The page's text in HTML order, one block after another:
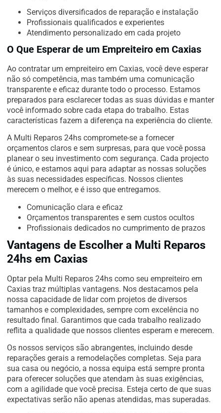
Serviços diversificados de reparação e instalação
Profissionais qualificados e experientes
Atendimento personalizado em cada projeto
O Que Esperar de um Empreiteiro em Caxias
Ao contratar um empreiteiro em Caxias, você deve esperar
não só competência, mas também uma comunicação
transparente e eficaz durante todo o processo. Estamos
preparados para esclarecer todas as suas dúvidas e manter
você informado sobre cada etapa do trabalho. Estas
características fazem a diferença na experiência do cliente.
A Multi Reparos 24hs compromete-se a fornecer
orçamentos claros e sem surpresas, para que você possa
planear o seu investimento com segurança. Cada projecto
é único, e estamos aqui para adaptar as nossas soluções
às suas necessidades específicas. Nossos clientes
merecem o melhor, e é isso que entregamos.
Comunicação clara e eficaz
Orçamentos transparentes e sem custos ocultos
Profissionais dedicados no cumprimento de prazos
Vantagens de Escolher a Multi Reparos
24hs em Caxias
Optar pela Multi Reparos 24hs como seu empreiteiro em
Caxias traz múltiplas vantagens. Nos destacamos pela
nossa capacidade de lidar com projetos de diversos
tamanhos e complexidades, sempre com excelência no
resultado final. Garantimos que cada trabalho realizado
reflita a qualidade que nossos clientes esperam e merecem.
Os nossos serviços são abrangentes, incluindo desde
reparações gerais a remodelações completas. Seja para
sua casa ou negócio, a nossa equipa está sempre pronta
para oferecer soluções que atendam às suas exigências,
com a agilidade que você precisa. Esteja certo de que suas
expectativas serão não apenas atendidas, mas superadas.